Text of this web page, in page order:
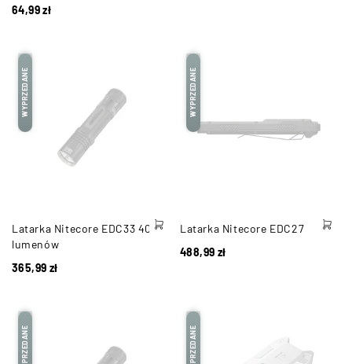
64,99zł
WYPRZEDANE
Latarka Nitecore EDC33 4000
lumenów
365,99 zł
WYPRZEDANE
Latarka Nitecore EDC27
488,99 zł
WYPRZEDANE WYPRZEDANE